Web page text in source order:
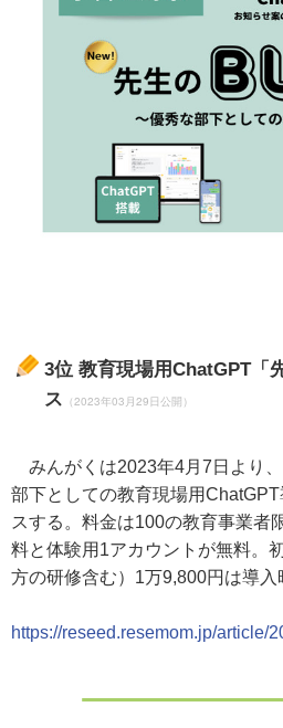
3位 教育現場用ChatGPT「
ス （2023年03月29日公開）
みんがくは2023年4月7日より
部下としての教育現場用
スする。料金は100の教育事業者
料と体験用1アカウントが無料。
方の研修含む）1万9,800円は導入
https://reseed.resemom.jp/article/